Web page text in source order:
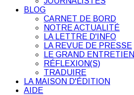
BLOG
CARNET DE BORD
NOTRE ACTUALITÉ
LA LETTRE D'INFO
LA REVUE DE PRESSE
LE GRAND ENTRETIEN
RÉFLEXION(S)
TRADUIRE
LA MAISON D'ÉDITION
AIDE